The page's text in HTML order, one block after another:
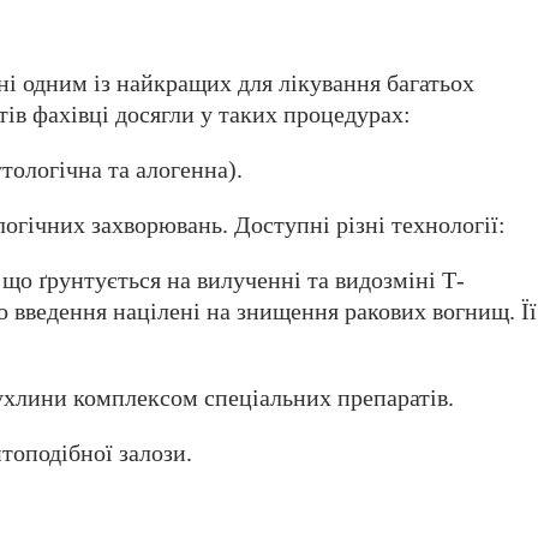
із найкращих для лікування багатьох
фахівці досягли у таких процедурах:
та алогенна).
захворювань. Доступні різні технології:
ґрунтується на вилученні та видозміні Т-
введення націлені на знищення ракових вогнищ.
комплексом спеціальних препаратів.
залози.